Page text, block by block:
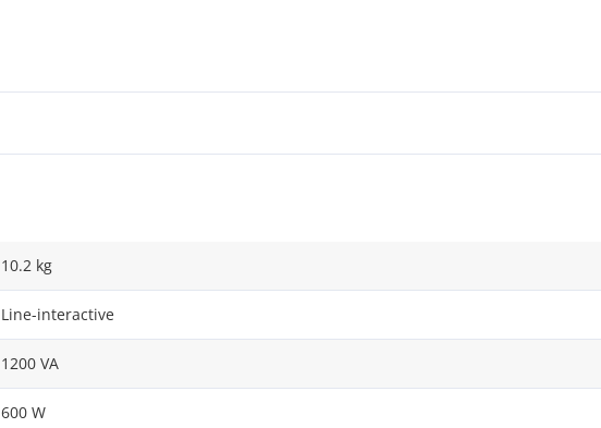
10.2 kg
Line-interactive
1200 VA
600 W